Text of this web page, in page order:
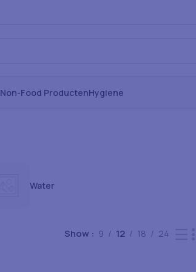
Non-Food ProductenHygiene
Water
Show 9 12 18 24